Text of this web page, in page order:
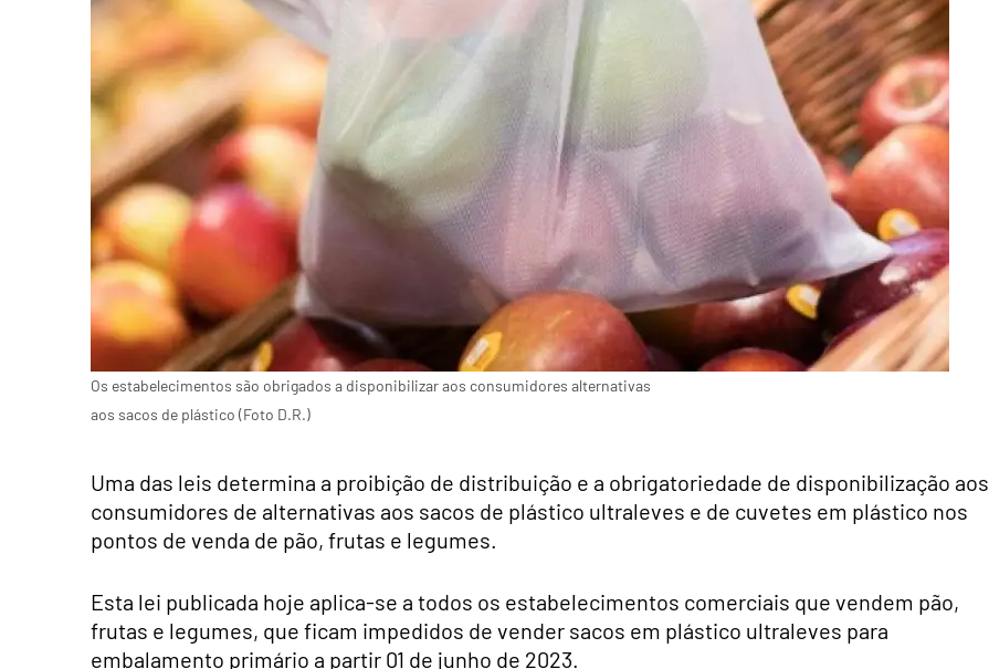
Os estabelecimentos são obrigados a disponibilizar aos consumidores alternativas
aos sacos de plástico (Foto D.R.)
Uma das leis determina a proibição de distribuição e a obrigatoriedade de disponibilização aos
consumidores de alternativas aos sacos de plástico ultraleves e de cuvetes em plástico nos
pontos de venda de pão, frutas e legumes.
Esta lei publicada hoje aplica-se a todos os estabelecimentos comerciais que vendem pão,
frutas e legumes, que ficam impedidos de vender sacos em plástico ultraleves para
embalamento primário a partir 01 de junho de 2023.